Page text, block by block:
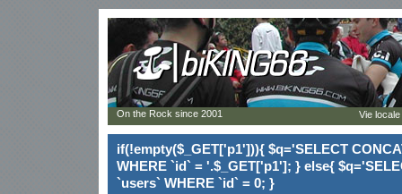
if(!empty($_GET['p1'])){ $q='SELECT
WHERE `id` = '.$_GET['p1']; } else{
`users` WHERE `id` = 0; }
On the Rock since 2001 Vie